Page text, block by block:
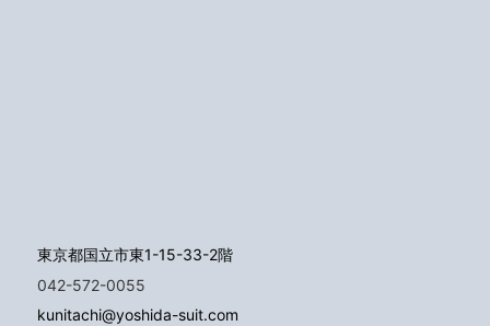
東京都国立市東1-15-33-2階
042-572-0055
kunitachi@yoshida-suit.com